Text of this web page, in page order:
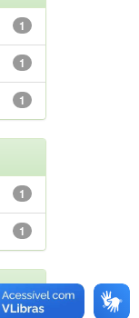
1
1
1
1
1